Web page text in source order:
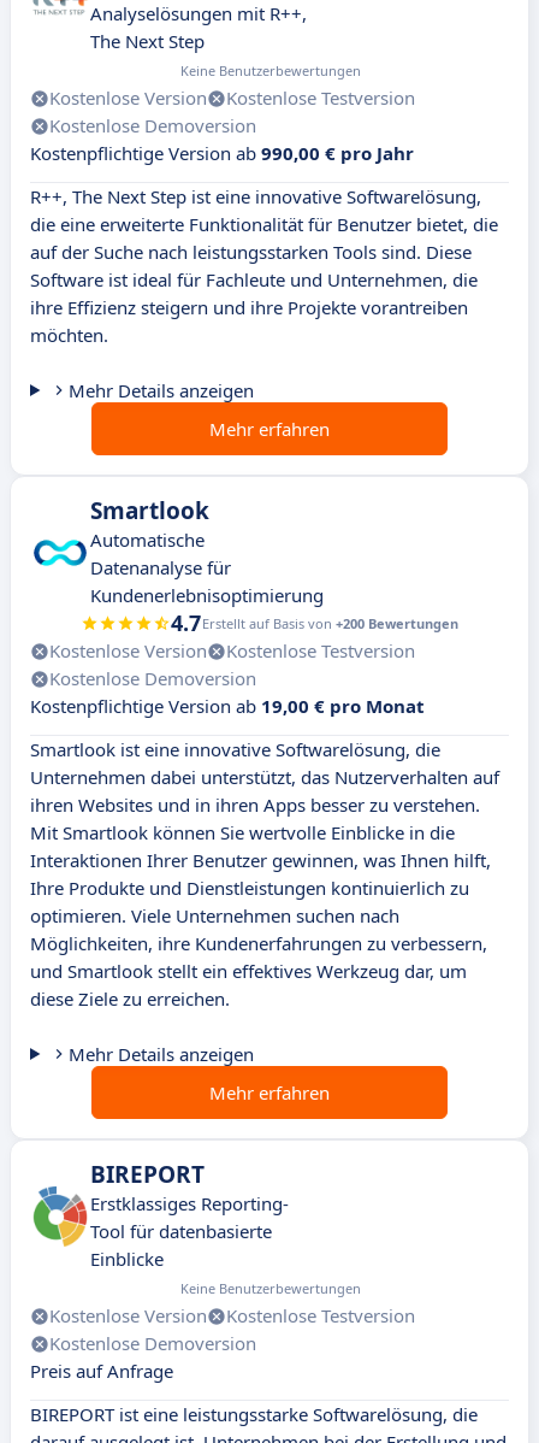
Analyselösungen mit R++,
The Next Step
Keine Benutzerbewertungen
Kostenlose Version
Kostenlose Testversion
Kostenlose Demoversion
Kostenpflichtige Version ab 990,00 € pro Jahr
R++, The Next Step ist eine innovative Softwarelösung,
die eine erweiterte Funktionalität für Benutzer bietet, die
auf der Suche nach leistungsstarken Tools sind. Diese
Software ist ideal für Fachleute und Unternehmen, die
ihre Effizienz steigern und ihre Projekte vorantreiben
möchten.
Mehr Details anzeigen
Mehr erfahren
Smartlook
Automatische
Datenanalyse für
Kundenerlebnisoptimierung
4.7Erstellt auf Basis von +200 Bewertungen
Kostenlose Version
Kostenlose Testversion
Kostenlose Demoversion
Kostenpflichtige Version ab 19,00 € pro Monat
Smartlook ist eine innovative Softwarelösung, die
Unternehmen dabei unterstützt, das Nutzerverhalten auf
ihren Websites und in ihren Apps besser zu verstehen.
Mit Smartlook können Sie wertvolle Einblicke in die
Interaktionen Ihrer Benutzer gewinnen, was Ihnen hilft,
Ihre Produkte und Dienstleistungen kontinuierlich zu
optimieren. Viele Unternehmen suchen nach
Möglichkeiten, ihre Kundenerfahrungen zu verbessern,
und Smartlook stellt ein effektives Werkzeug dar, um
diese Ziele zu erreichen.
Mehr Details anzeigen
Mehr erfahren
BIREPORT
Erstklassiges Reporting-
Tool für datenbasierte
Einblicke
Keine Benutzerbewertungen
Kostenlose Version
Kostenlose Testversion
Kostenlose Demoversion
Preis auf Anfrage
BIREPORT ist eine leistungsstarke Softwarelösung, die